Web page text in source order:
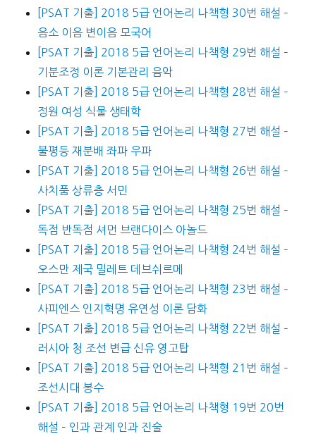
[PSAT 기출] 2018 5급 언어논리 나책형 30번 해설 –
음소 이음 변이음 모국어
[PSAT 기출] 2018 5급 언어논리 나책형 29번 해설 –
기분조정 이론 기본관리 음악
[PSAT 기출] 2018 5급 언어논리 나책형 28번 해설 –
정원 여성 식물 생태학
[PSAT 기출] 2018 5급 언어논리 나책형 27번 해설 –
불평등 재분배 좌파 우파
[PSAT 기출] 2018 5급 언어논리 나책형 26번 해설 –
사치품 상류층 서민
[PSAT 기출] 2018 5급 언어논리 나책형 25번 해설 –
독점 반독점 셔먼 브랜다이스 아놀드
[PSAT 기출] 2018 5급 언어논리 나책형 24번 해설 –
오스만 제국 밀레트 데브쉬르메
[PSAT 기출] 2018 5급 언어논리 나책형 23번 해설 –
사피엔스 인지혁명 유연성 이론 담화
[PSAT 기출] 2018 5급 언어논리 나책형 22번 해설 –
러시아 청 조선 변급 신유 영고탑
[PSAT 기출] 2018 5급 언어논리 나책형 21번 해설 –
조선시대 봉수
[PSAT 기출] 2018 5급 언어논리 나책형 19번 20번
해설 – 인과 관계 인과 진술